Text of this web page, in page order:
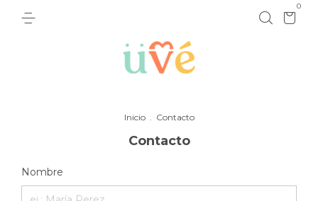
0
Inicio . Contacto
Contacto
Nombre